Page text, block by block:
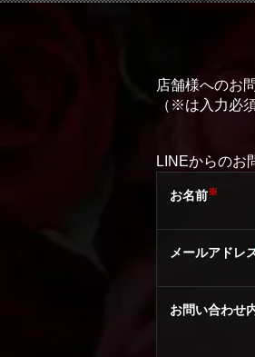
店舗様へのお
（※は入力必
LINEからのお
お名前※
メールアドレ
お問い合わせ